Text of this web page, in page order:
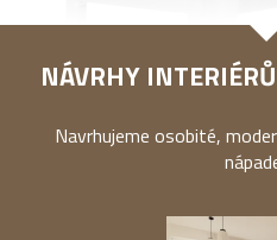
NÁVRHY
Navrhujeme osobité,